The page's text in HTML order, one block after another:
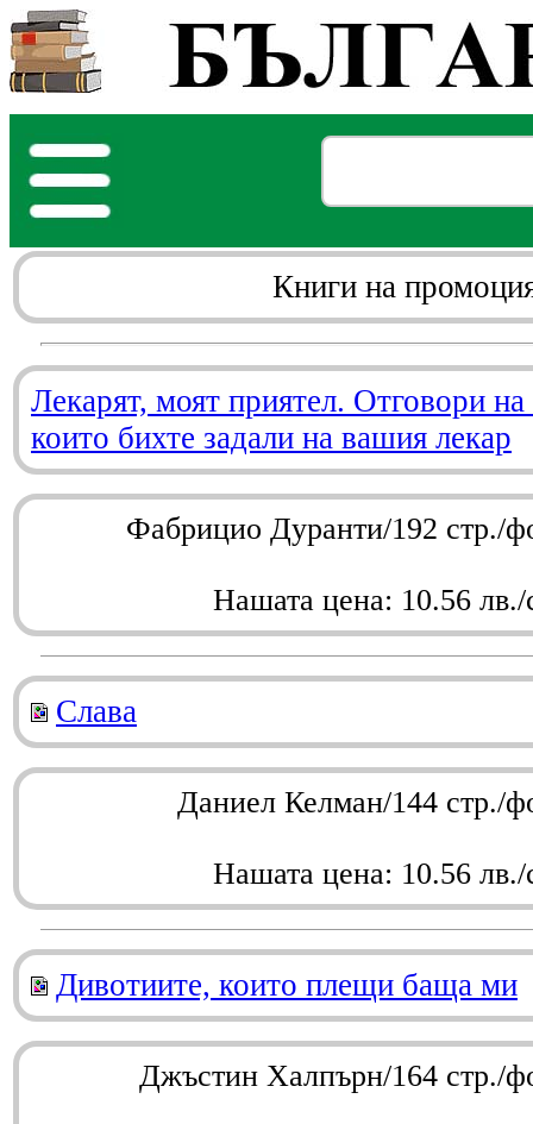
Книги на
Лекарят, моят приятел. Отговори
които бихте задали на вашия лекар
Фабрицио Дуранти/192 стр./
Нашата цена: 10.56 лв./
Слава
Даниел Келман/144 стр./
Нашата цена: 10.56 лв./
Дивотиите, които плещи баща ми
Джъстин Халпърн/164 стр./